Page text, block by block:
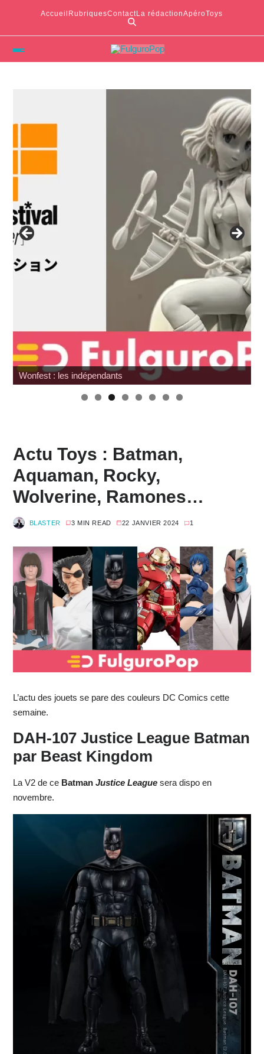
Accueil RubriquesContactLa rédactionApéroToys
Hommage à Sam Neill
Actu Toys : Batman,
Aquaman, Rocky,
Wolverine, Ramones…
BLASTER 3 MIN READ 22 JANVIER 2024 1
L’actu des jouets se pare des couleurs DC Comics cette
semaine.
DAH-107 Justice League Batman
par Beast Kingdom
La V2 de ceBatman Justice Leaguesera dispo en
novembre.